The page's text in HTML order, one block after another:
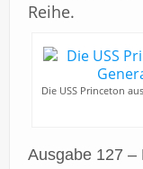
Reihe.
Die USS Princeton
Ausgabe 127 –